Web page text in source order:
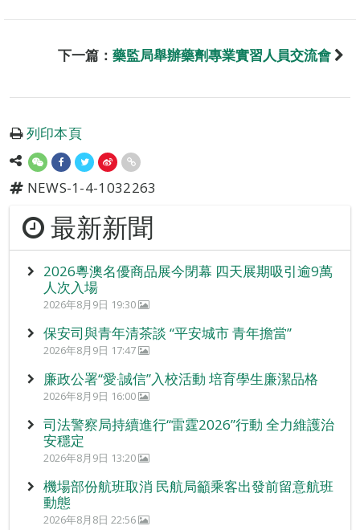
下一篇： 藥監局舉辦藥劑專業實習人員交流會
列印本頁
NEWS-1-4-1032263
最新新聞
2026粵澳名優商品展今閉幕 四天展期吸引逾9萬
人次入場
2026年8月9日 19:30
保安司與青年清茶談 “平安城市 青年擔當”
2026年8月9日 17:47
廉政公署“愛‧誠信”入校活動 培育學生廉潔品格
2026年8月9日 16:00
司法警察局持續進行“雷霆2026”行動 全力維護治
安穩定
2026年8月9日 13:20
機場部份航班取消 民航局籲乘客出發前留意航班
動態
2026年8月8日 22:56